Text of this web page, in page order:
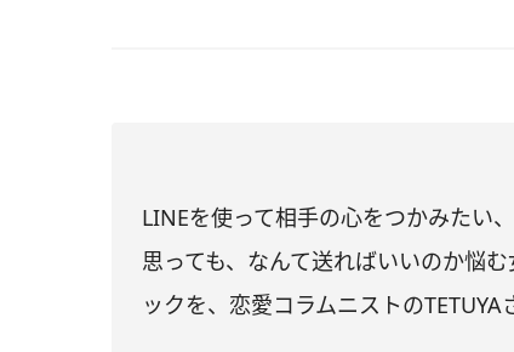
LINEを使って相手の心をつかみたい
思っても、なんて送ればいいのか悩
ックを、恋愛コラムニストのTETUYA